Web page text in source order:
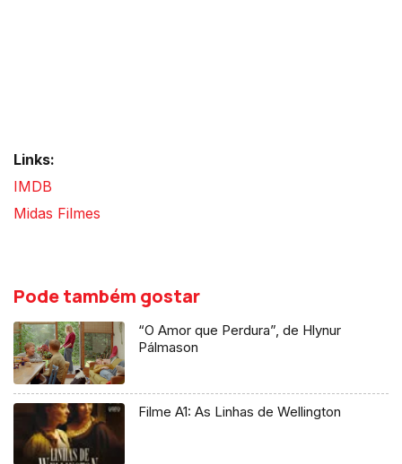
Links:
IMDB
Midas Filmes
Pode também gostar
“O Amor que Perdura”, de Hlynur
Pálmason
Filme A1: As Linhas de Wellington